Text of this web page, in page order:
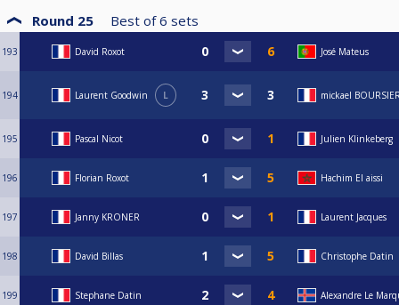
Round 25 Best of6 sets
193 David Roxot José Mateus
194 Laurent Goodwin L mickael
195 Pascal Nicot Julien Klinkeberg
196 Florian Roxot Hachim El aissi
197 Janny KRONER Laurent Jacques
198 David Billas Christophe Datin
199 Stephane Datin Alexandre Le